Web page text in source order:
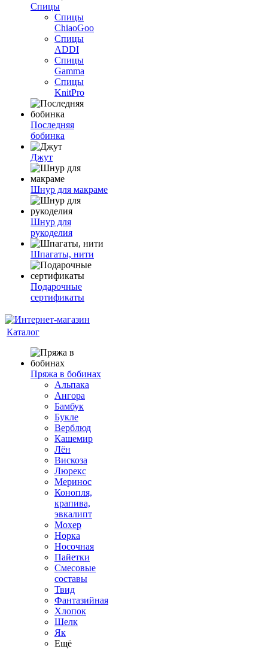
Спицы
Спицы
ChiaoGoo
Спицы
ADDI
Спицы
Gamma
Спицы
KnitPro
Последняя
бобинка
Джут
Шнур для макраме
Шнур для
рукоделия
Шпагаты, нити
Подарочные
сертификаты
Каталог
Пряжа в бобинах
Альпака
Ангора
Бамбук
Букле
Верблюд
Кашемир
Лён
Вискоза
Люрекс
Меринос
Конопля,
крапива,
эвкалипт
Мохер
Норка
Носочная
Пайетки
Смесовые
составы
Твид
Фантазийная
Хлопок
Шелк
Як
Ещё